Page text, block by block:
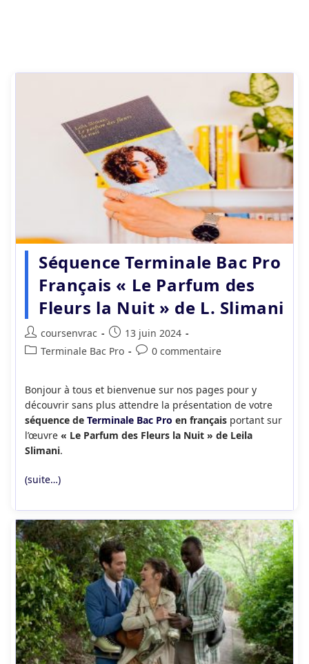
Séquence Terminale Bac Pro
Français « Le Parfum des
Fleurs la Nuit » de L. Slimani
Auteur/autrice
de
coursenvrac
Publication
publiée :
13 juin 2024
PostTerminale Bac Pro
Commentaires
publication :
0 commentaire
Bonjour à tous et bienvenue sur nos pages pour y
découvrir sans plus attendre la présentation de votre
séquence de Terminale Bac Pro en françaisportant sur
l’œuvre « Le Parfum des Fleurs la Nuit » de Leila
Slimani.
(suite…)